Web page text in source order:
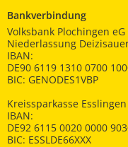
Bankverbindung
Volksbank Plochingen eG
Niederlassung
IBAN:
DE90 6119 1310 0700
BIC: GENODES1VBP
Kreissparkasse Esslingen
IBAN:
DE92 6115 0020 0000
BIC: ESSLDE66XXX